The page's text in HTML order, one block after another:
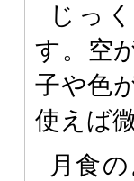
じっ
す。空
子や色
使えば
月食